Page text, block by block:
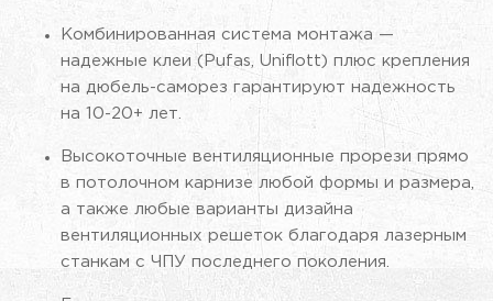
Комбинированная система монтажа —
надежные клеи (Pufas, Uniflott) плюс крепления
на дюбель-саморез гарантируют надежность
на 10-20+ лет.
Высокоточные вентиляционные прорези прямо
в потолочном карнизе любой формы и размера,
а также любые варианты дизайна
вентиляционных решеток благодаря лазерным
станкам с ЧПУ последнего поколения.